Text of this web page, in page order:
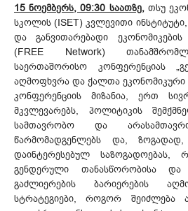
15 ნოემბერს, 09:30 საათზე,თსუ
სკოლის (ISET) კვლევითი
და განვითარებადი
(FREE Network)
საერთაშორისო კონფერენციას
აღმოფხვრა და ქალთა ეკონომიკური
კონფერენციის მიზანია, ერთ
მკვლევარებს, პოლიტიკის
სამთავრობო და
წარმომადგენლებს და, ზოგადად,
დაინტერესებულ საზოგადოებას,
გენდერული თანასწორობისა
გაძლიერების ბარიერების
სტრატეგიები, როგორ შეიძლება